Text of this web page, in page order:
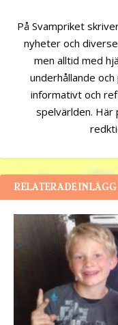
På Svampriket
nyheter och
men alltid med
underhållande
informativt och
spelvärlden. Här
RELATERADE INLÄGG